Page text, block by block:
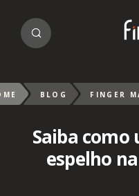
BLOG
Saiba como
espelho